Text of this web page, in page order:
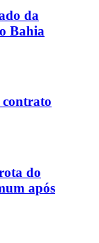
da
Bahia
contrato
do
após